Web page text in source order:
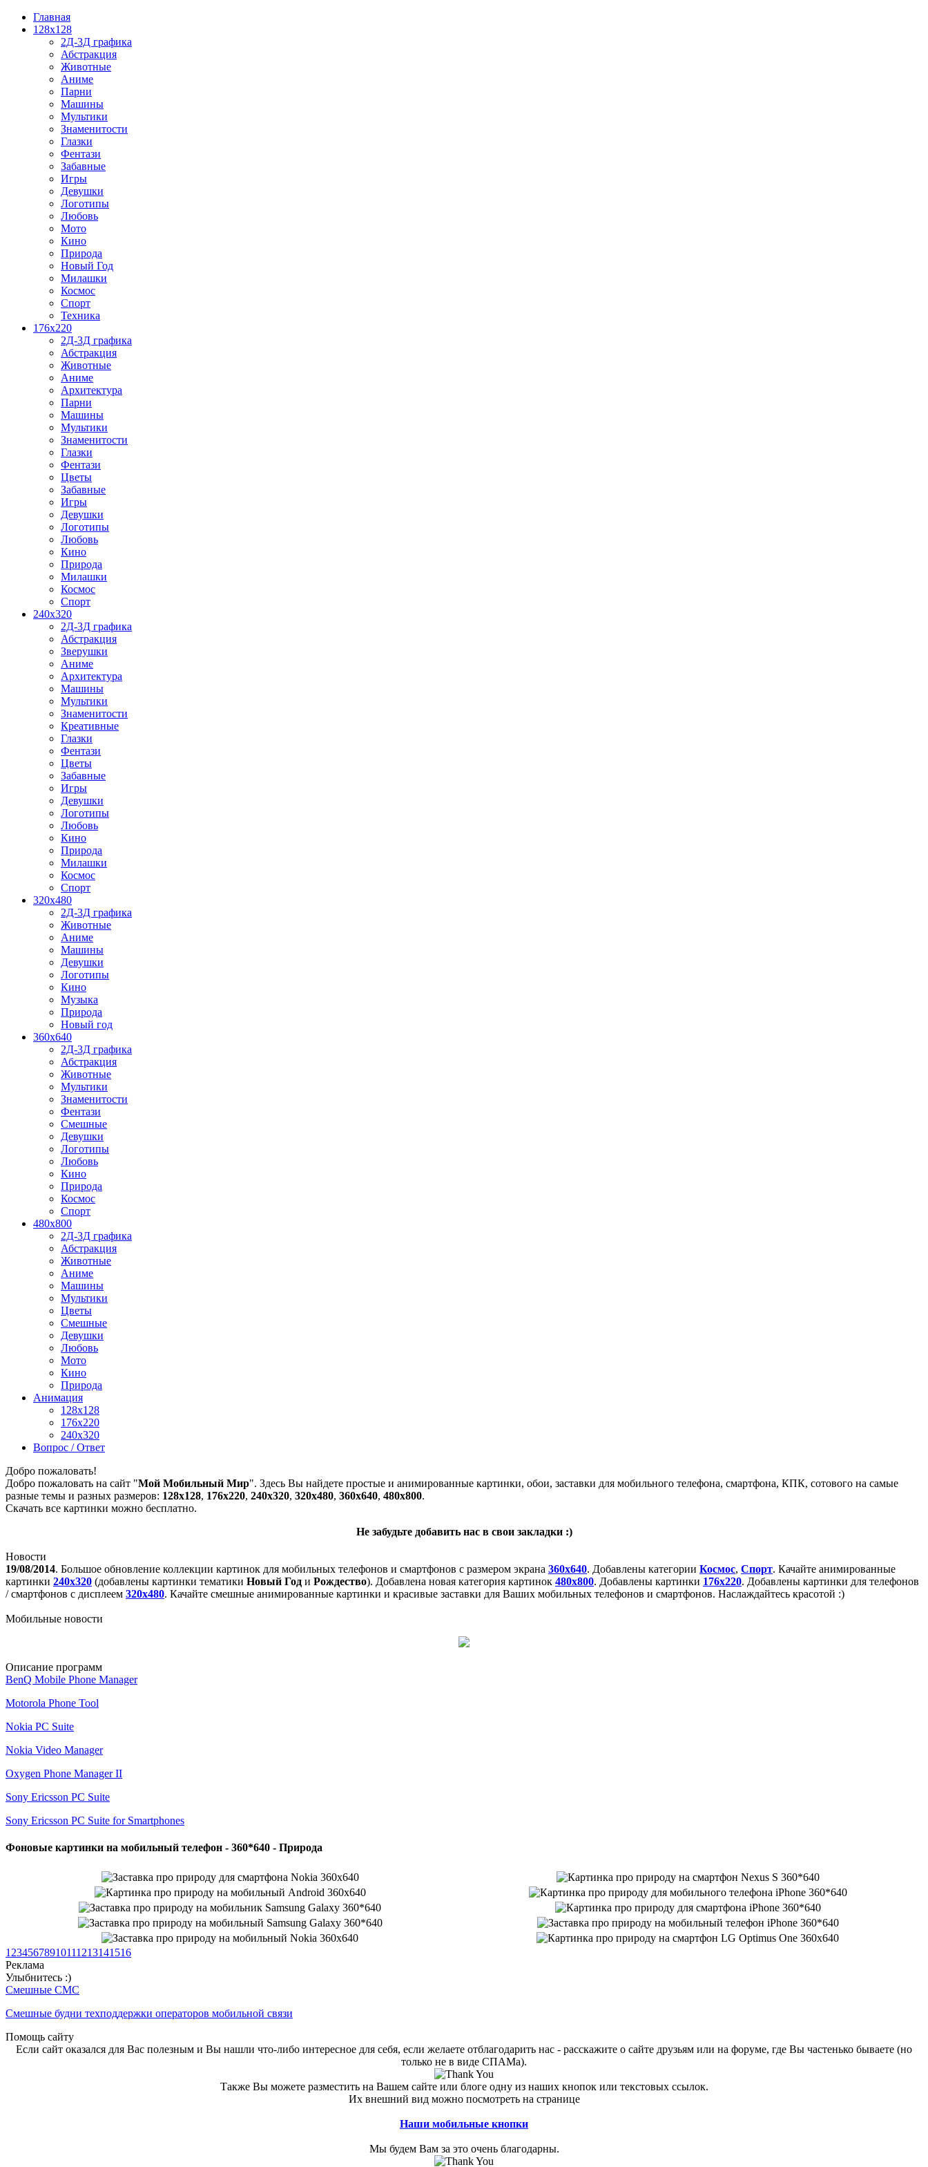
Главная
128x128
2Д-3Д графика
Абстракция
Животные
Аниме
Парни
Машины
Мультики
Знаменитости
Глазки
Фентази
Забавные
Игры
Девушки
Логотипы
Любовь
Мото
Кино
Природа
Новый Год
Милашки
Космос
Спорт
Техника
176x220
2Д-3Д графика
Абстракция
Животные
Аниме
Архитектура
Парни
Машины
Мультики
Знаменитости
Глазки
Фентази
Цветы
Забавные
Игры
Девушки
Логотипы
Любовь
Кино
Природа
Милашки
Космос
Спорт
240x320
2Д-3Д графика
Абстракция
Зверушки
Аниме
Архитектура
Машины
Мультики
Знаменитости
Креативные
Глазки
Фентази
Цветы
Забавные
Игры
Девушки
Логотипы
Любовь
Кино
Природа
Милашки
Космос
Спорт
320x480
2Д-3Д графика
Животные
Аниме
Машины
Девушки
Логотипы
Кино
Музыка
Природа
Новый год
360x640
2Д-3Д графика
Абстракция
Животные
Мультики
Знаменитости
Фентази
Смешные
Девушки
Логотипы
Любовь
Кино
Природа
Космос
Спорт
480x800
2Д-3Д графика
Абстракция
Животные
Аниме
Машины
Мультики
Цветы
Смешные
Девушки
Любовь
Мото
Кино
Природа
Анимация
128x128
176x220
240x320
Вопрос / Ответ
Добро пожаловать!
Добро пожаловать на сайт "Мой Мобильный Мир". Здесь Вы найдете простые и анимированные картинки, обои, заставки для мобильного телефона, смартфона, КПК, сотового на самые
разные темы и разных размеров: 128х128, 176х220, 240х320, 320x480, 360x640, 480x800.
Скачать все картинки можно бесплатно.
Не забудьте добавить нас в свои закладки :)
Новости
19/08/2014. Большое обновление коллекции картинок для мобильных телефонов и смартфонов с размером экрана 360x640. Добавлены категории Космос, Спорт. Качайте анимированные
картинки 240x320 (добавлены картинки тематики Новый Год и Рождество). Добавлена новая категория картинок 480x800. Добавлены картинки 176x220. Добавлены картинки для телефонов
/ смартфонов с дисплеем 320х480. Качайте смешные анимированные картинки и красивые заставки для Ваших мобильных телефонов и смартфонов. Наслаждайтесь красотой :)
Мобильные новости
Описание программ
BenQ Mobile Phone Manager
Motorola Phone Tool
Nokia PC Suite
Nokia Video Manager
Oxygen Phone Manager II
Sony Ericsson PC Suite
Sony Ericsson PC Suite for Smartphones
Фоновые картинки на мобильный телефон - 360*640 - Природа
1 2345678910111213141516
Реклама
Улыбнитесь :)
Смешные СМС
Смешные будни техподдержки операторов мобильной связи
Помощь сайту
Если сайт оказался для Вас полезным и Вы нашли что-либо интересное для себя, если желаете отблагодарить нас - расскажите о сайте друзьям или на форуме, где Вы частенько бываете (но
только не в виде СПАМа).
Также Вы можете разместить на Вашем сайте или блоге одну из наших кнопок или текстовых ссылок.
Их внешний вид можно посмотреть на странице
Наши мобильные кнопки
Мы будем Вам за это очень благодарны.